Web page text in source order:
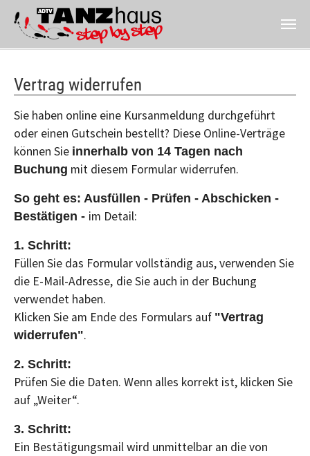
Vertrag widerrufen
Sie haben online eine Kursanmeldung durchgeführt
oder einen Gutschein bestellt? Diese Online-Verträge
können Sie innerhalb von 14 Tagen nach
Buchung mit diesem Formular widerrufen.
So geht es: Ausfüllen - Prüfen - Abschicken -
Bestätigen - im Detail:
1. Schritt:
Füllen Sie das Formular vollständig aus, verwenden Sie
die E-Mail-Adresse, die Sie auch in der Buchung
verwendet haben.
Klicken Sie am Ende des Formulars auf "Vertrag
widerrufen".
2. Schritt:
Prüfen Sie die Daten. Wenn alles korrekt ist, klicken Sie
auf „Weiter“.
3. Schritt:
Ein Bestätigungsmail wird unmittelbar an die von